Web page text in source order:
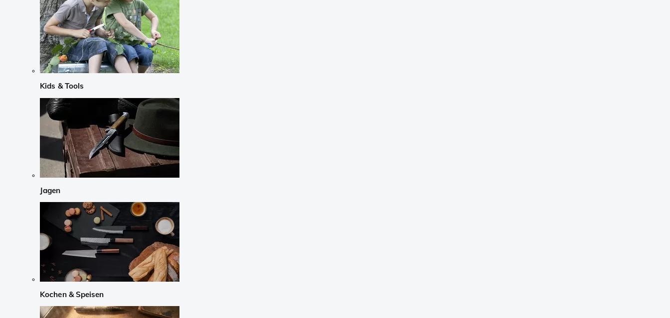
Kids & Tools
Jagen
Kochen & Speisen